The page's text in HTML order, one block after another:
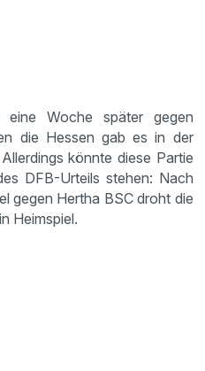
Woche später gegen
die Hessen gab es in der
könnte diese Partie
DFB-Urteils stehen: Nach
gegen Hertha BSC droht die
Heimspiel.